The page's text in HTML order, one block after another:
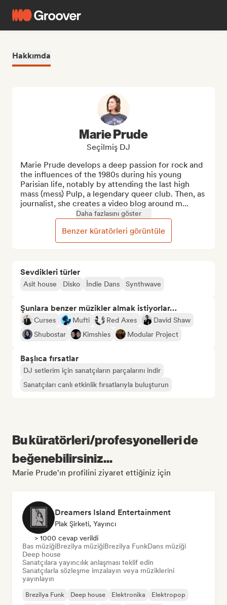
Hakkımda
Sevdikleri türler
Asit house Disko İndie Dans Synthwave
Şunlara benzer müzikler almak istiyorlar…
Curses Mufti Red Axes
David Shaw
Shubostar
Kimshies Modular Project
Başlıca fırsatlar
DJ setlerim için sanatçıların parçalarını indir
Sanatçıları canlı etkinlik fırsatlarıyla buluşturun
Marie Prude
Seçilmiş DJ
Marie Prude develops a deep passion for rock and
the influences of the 1980s during his young
Parisian life, notably by attending the last high
mass (mess) Pulp, a legendary queer club. Then, as
journalist, she creates a video blog around m...
Daha fazlasını göster
Benzer küratörleri görüntüle
Bu küratörleri/profesyonelleri de
beğenebilirsiniz...
Marie Prude'ın profilini ziyaret ettiğiniz için
Dreamers Island Entertainment
Plak Şirketi, Yayıncı
> 1000 cevap verildi
Bas müziğiBrezilya müziğiBrezilya FunkDans müziği
Deep house
Sanatçılara yayıncılık anlaşması teklif edin
Sanatçılarla sözleşme imzalayın veya müziklerini
yayınlayın
Brezilya Funk Deep house Elektronika
Elektropop